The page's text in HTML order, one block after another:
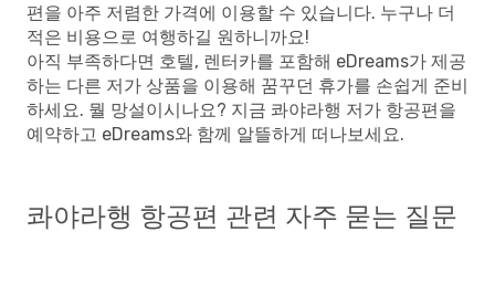
편을 아주 저렴한 가격에 이용할 수 있습니다. 누구나 더
적은 비용으로 여행하길 원하니까요!
아직 부족하다면 호텔, 렌터카를 포함해 eDreams가 제공
하는 다른 저가 상품을 이용해 꿈꾸던 휴가를 손쉽게 준비
하세요. 뭘 망설이시나요? 지금 콰야라행 저가 항공편을
예약하고 eDreams와 함께 알뜰하게 떠나보세요.
콰야라행 항공편 관련 자주 묻는 질문